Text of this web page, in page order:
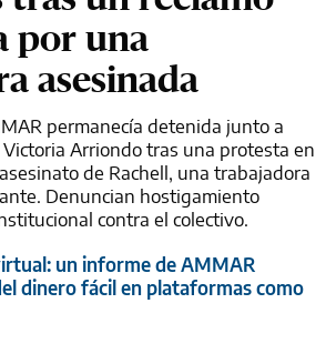
por una
asesinada
permanecía detenida junto a
Arriondo tras una protesta en
de Rachell, una trabajadora
Denuncian hostigamiento
contra el colectivo.
un informe de AMMAR
dinero fácil en plataformas como